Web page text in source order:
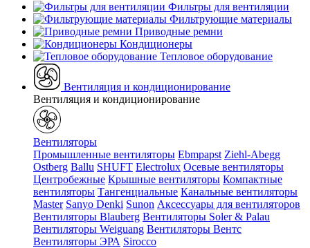
Фильтры для вентиляции
Фильтрующие материалы
Приводные ремни
Кондиционеры
Тепловое оборудование
Вентиляция и кондиционирование
Вентиляция и кондиционирование
Вентиляторы
Промышленные вентиляторы Ebmpapst Ziehl-Abegg
Ostberg Ballu SHUFT Electrolux Осевые вентиляторы
Центробежные Крышные вентиляторы Компактные
вентиляторы Тангенциальные Канальные вентиляторы
Master Sanyo Denki Sunon Аксессуары для вентиляторов
Вентиляторы Blauberg Вентиляторы Soler & Palau
Вентиляторы Weiguang Вентиляторы Вентс
Вентиляторы ЭРА Sirocco